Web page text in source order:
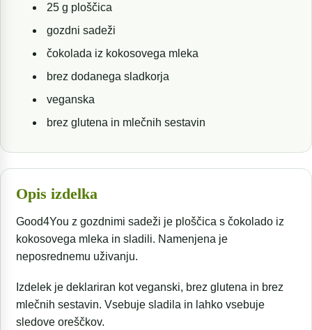
25 g ploščica
gozdni sadeži
čokolada iz kokosovega mleka
brez dodanega sladkorja
veganska
brez glutena in mlečnih sestavin
Opis izdelka
Good4You z gozdnimi sadeži je ploščica s čokolado iz
kokosovega mleka in sladili. Namenjena je
neposrednemu uživanju.
Izdelek je deklariran kot veganski, brez glutena in brez
mlečnih sestavin. Vsebuje sladila in lahko vsebuje
sledove oreščkov.